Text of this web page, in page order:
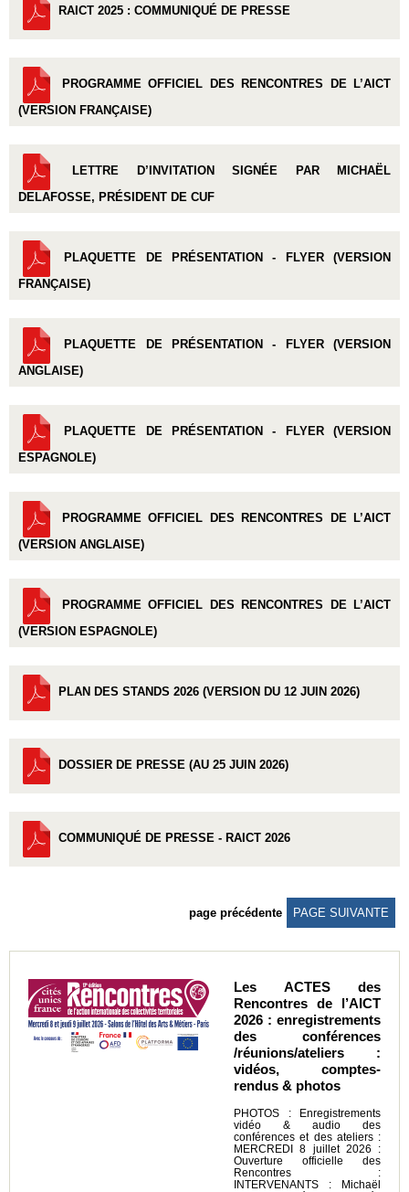
RAICT 2025 : COMMUNIQUÉ DE PRESSE
PROGRAMME OFFICIEL DES RENCONTRES DE L’AICT
(VERSION FRANÇAISE)
LETTRE D’INVITATION SIGNÉE PAR MICHAËL
DELAFOSSE, PRÉSIDENT DE CUF
PLAQUETTE DE PRÉSENTATION - FLYER (VERSION
FRANÇAISE)
PLAQUETTE DE PRÉSENTATION - FLYER (VERSION
ANGLAISE)
PLAQUETTE DE PRÉSENTATION - FLYER (VERSION
ESPAGNOLE)
PROGRAMME OFFICIEL DES RENCONTRES DE L’AICT
(VERSION ANGLAISE)
PROGRAMME OFFICIEL DES RENCONTRES DE L’AICT
(VERSION ESPAGNOLE)
PLAN DES STANDS 2026 (VERSION DU 12 JUIN 2026)
DOSSIER DE PRESSE (AU 25 JUIN 2026)
COMMUNIQUÉ DE PRESSE - RAICT 2026
page précédente PAGE SUIVANTE
Les ACTES des
Rencontres de l’AICT
2026 : enregistrements
des conférences
/réunions/ateliers :
vidéos, comptes-
rendus & photos
PHOTOS : Enregistrements
vidéo & audio des
conférences et des ateliers :
MERCREDI 8 juillet 2026 :
Ouverture officielle des
Rencontres :
INTERVENANTS : Michaël